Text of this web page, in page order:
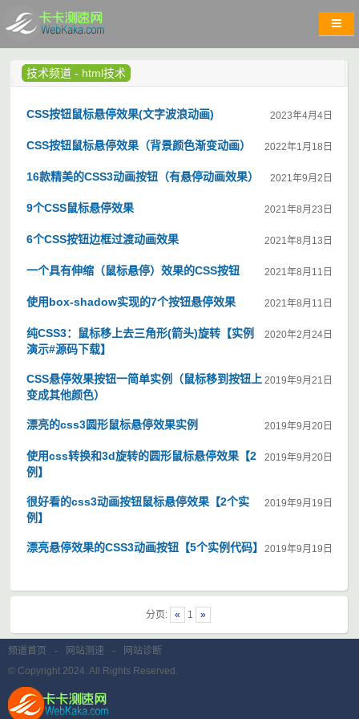
技术频道 - html技术
2023年4月4日
CSS按钮鼠标悬停效果(文字波浪动画)
2022年1月18日
CSS按钮鼠标悬停效果（背景颜色渐变动画）
2021年9月2日
16款精美的CSS3动画按钮（有悬停动画效果）
2021年8月23日
9个CSS鼠标悬停效果
2021年8月13日
6个CSS按钮边框过渡动画效果
2021年8月11日
一个具有伸缩（鼠标悬停）效果的CSS按钮
2021年8月11日
使用box-shadow实现的7个按钮悬停效果
2020年2月24日
纯CSS3：鼠标移上去三角形(箭头)旋转【实例
演示#源码下载】
2019年9月21日
CSS悬停效果按钮一简单实例（鼠标移到按钮上
变成其他颜色）
2019年9月20日
漂亮的css3圆形鼠标悬停效果实例
2019年9月20日
使用css转换和3d旋转的圆形鼠标悬停效果【2
例】
2019年9月19日
很好看的css3动画按钮鼠标悬停效果【2个实
例】
2019年9月19日
漂亮悬停效果的CSS3动画按钮【5个实例代码】
分页: « 1 »
频道首页 - 网站测速 -
网站诊断
© Copyright 2024. All Rights Reserved.